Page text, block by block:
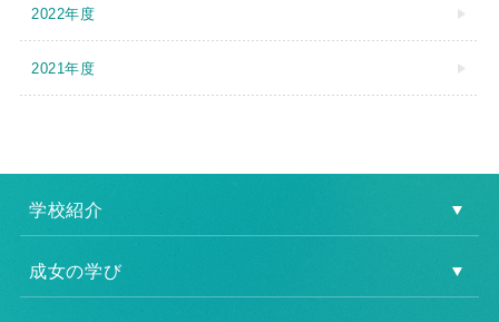
2022年度
2021年度
学校紹介
成女の学び